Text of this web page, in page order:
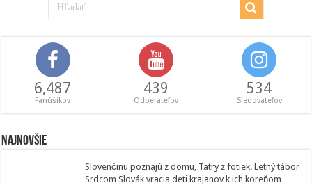
6,487
Fanúšikov
439
Odberateľov
534
Sledovateľov
Najnovšie
Slovenčinu poznajú z domu, Tatry z fotiek. Letný tábor
Srdcom Slovák vracia deti krajanov k ich koreňom